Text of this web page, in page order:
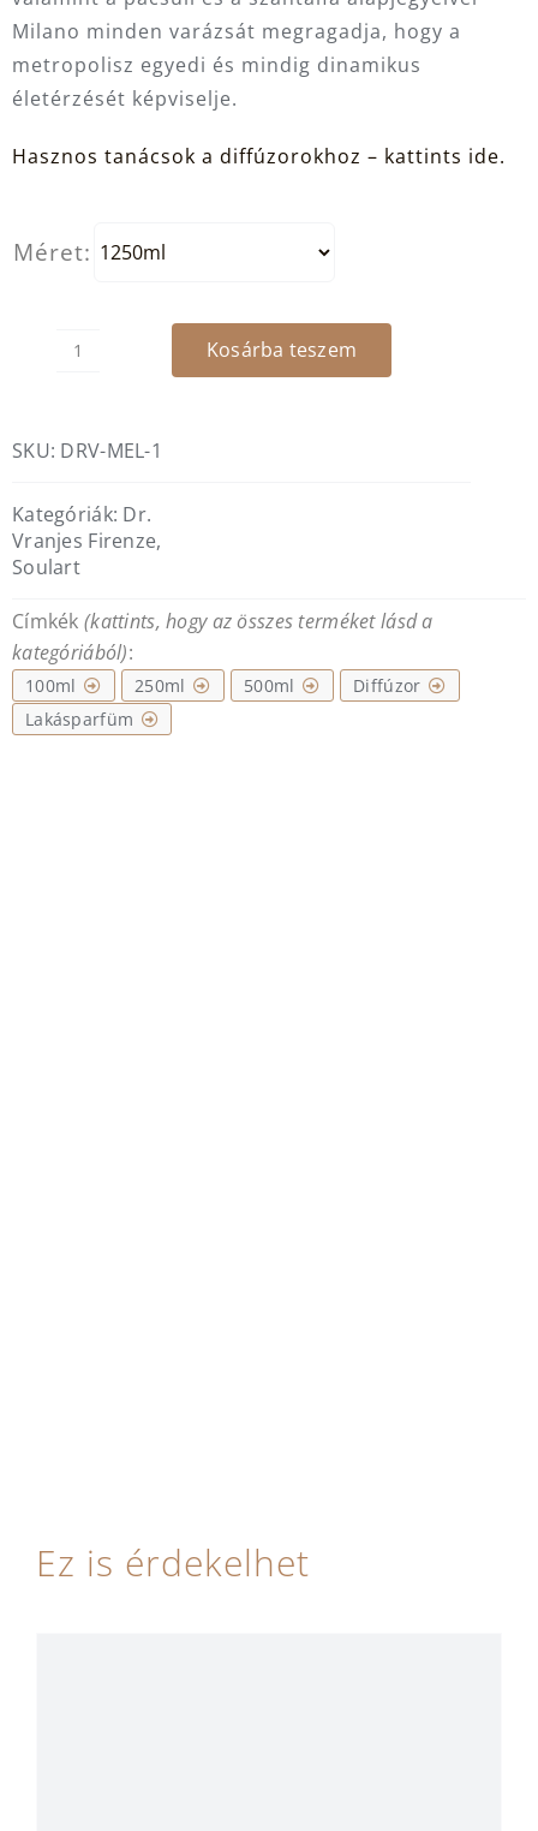
Milano minden varázsát megragadja, hogy a
metropolisz egyedi és mindig dinamikus
életérzését képviselje.
Hasznos tanácsok a diffúzorokhoz – kattints ide.
Méret:
DR.
-
lakásparfüm
diffúzor
mennyiség
Kosárba teszem
SKU: DRV-MEL-1
Kategóriák: Dr.
Vranjes Firenze,
Soulart
Címkék (kattints, hogy az összes terméket lásd a
kategóriából):
100ml 250ml 500ml
Diffúzor
Lakásparfüm
Ez is érdekelhet